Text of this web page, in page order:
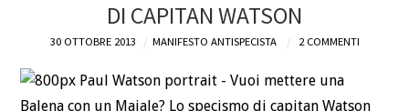
DI CAPITAN WATSON
30 OTTOBRE 2013 MANIFESTO ANTISPECISTA 2 COMMENTI